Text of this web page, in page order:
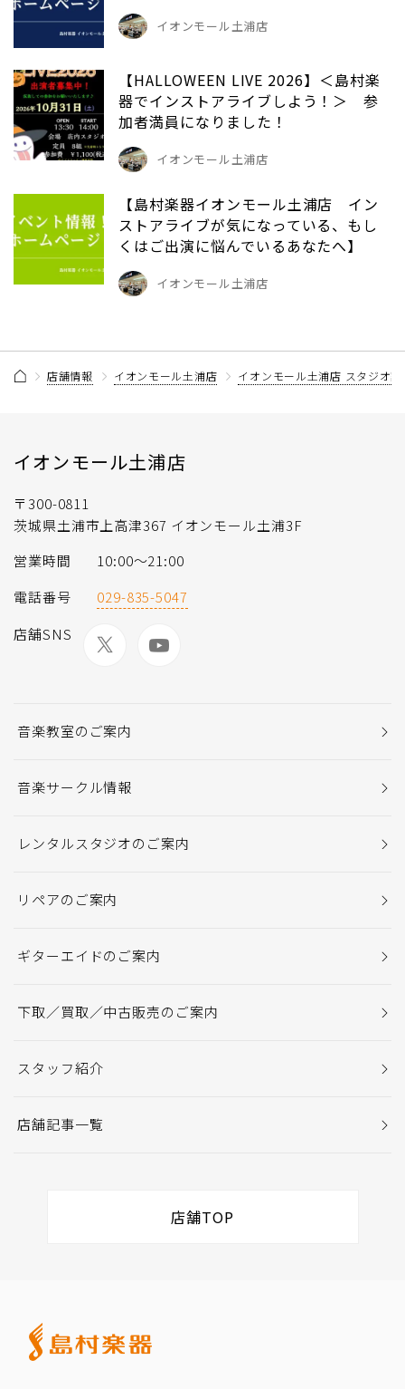
イオンモール土浦店
【HALLOWEEN LIVE 2026】＜島村楽
器でインストアライブしよう！＞ 参
加者満員になりました！
イオンモール土浦店
【島村楽器イオンモール土浦店 イン
ストアライブが気になっている、もし
くはご出演に悩んでいるあなたへ】
イオンモール土浦店
店舗情報 イオンモール土浦店 イオンモール土浦店 スタジオ
イオンモール土浦店
〒300-0811
茨城県土浦市上高津367 イオンモール土浦3F
営業時間
10:00〜21:00
電話番号
029-835-5047
店舗SNS
音楽教室のご案内
音楽サークル情報
レンタルスタジオのご案内
リペアのご案内
ギターエイドのご案内
下取／買取／中古販売のご案内
スタッフ紹介
店舗記事一覧
店舗TOP